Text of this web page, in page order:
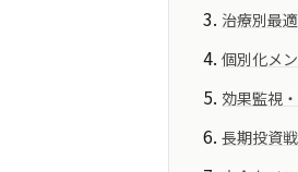
治療別最
個別化メ
効果監視
長期投資